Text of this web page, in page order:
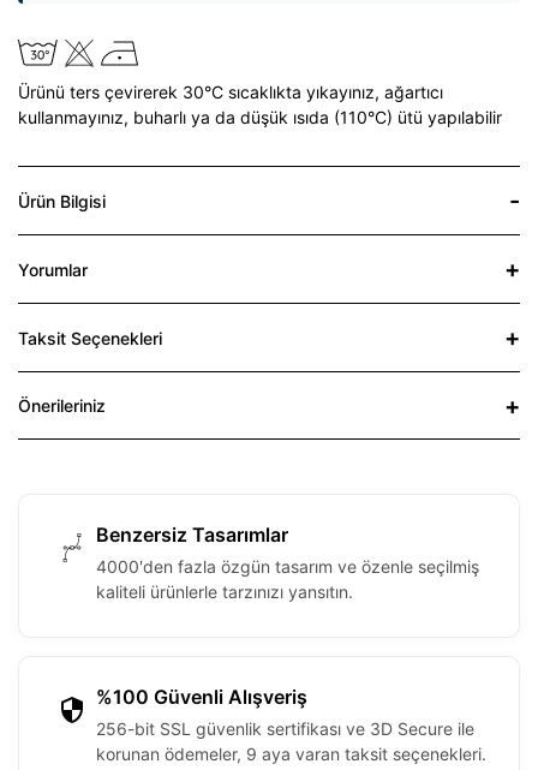
Ürünü ters çevirerek 30°C sıcaklıkta yıkayınız, ağartıcı
kullanmayınız, buharlı ya da düşük ısıda (110°C) ütü yapılabilir
Ürün Bilgisi
Yorumlar
Taksit Seçenekleri
Önerileriniz
Benzersiz Tasarımlar
4000'den fazla özgün tasarım ve özenle seçilmiş
kaliteli ürünlerle tarzınızı yansıtın.
%100 Güvenli Alışveriş
256-bit SSL güvenlik sertifikası ve 3D Secure ile
korunan ödemeler, 9 aya varan taksit seçenekleri.